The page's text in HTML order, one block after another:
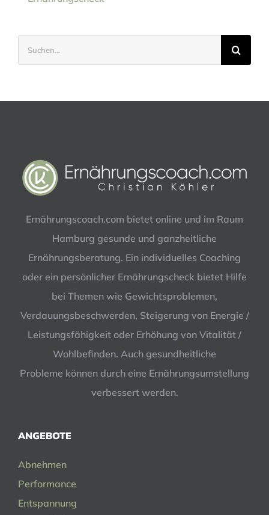
nach:
Ernährungscoach.com bietet online und im Raum
Hamburg gesunde und ganzheitliche
Ernährungsberatung. Ein individuelles Coaching
oder ein persönlicher Ernährungscheck bietet Hilfe
bei Themen wie Gewichtsproblemen,
Verdauungsbeschwerden, Steigerung von Energie /
Leistungsfähigkeit oder Erhöhung von Vitalität /
Wohlbefinden. Auch gesundheitliche
Probleme können durch eine Ernährungsumstellung
verbessert werden.
ANGEBOTE
Abnehmen
Performance
Entspannung